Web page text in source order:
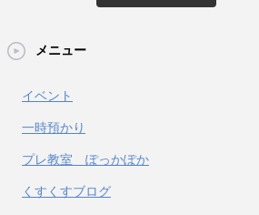
メニュー
イベント
一時預かり
プレ教室 ぽっかぽか
くすくすブログ